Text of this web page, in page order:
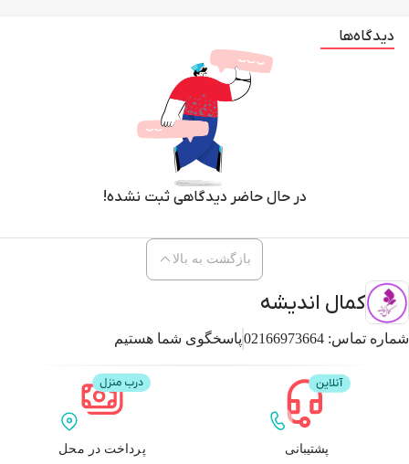
دیدگاه‌ها
در حال حاضر دیدگاهی ثبت نشده!
کمال اندیشه
شماره تماس: 02166973664پاسخگوی شما هستیم
بازگشت به بالا
پشتیبانی پرداخت در محل